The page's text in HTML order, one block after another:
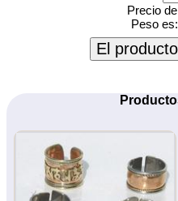
Precio
Peso es:
El